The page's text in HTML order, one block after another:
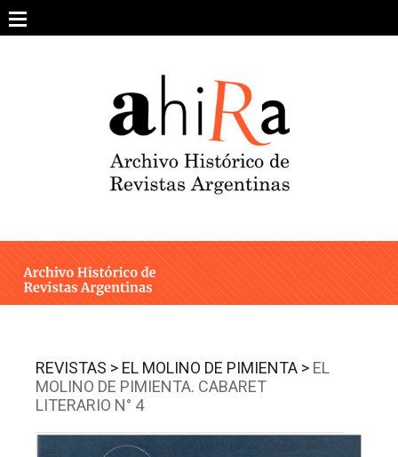
content
ARCHIVO DE REVISTAS
ESTUDIOS CRÍTICOS
INTEGRANTES
CONTACTO
Instagram
Twitter
REVISTAS > EL MOLINO DE PIMIENTA > EL
MOLINO DE PIMIENTA. CABARET
LITERARIO N° 4